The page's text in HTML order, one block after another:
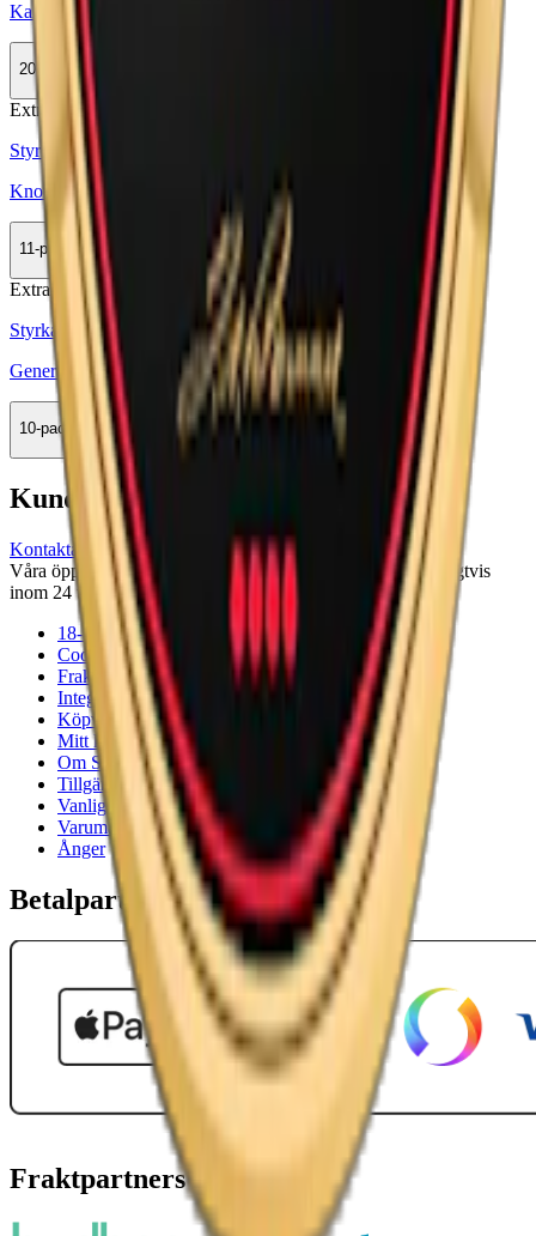
Kaliber Original Portion
20-pack
469,80 kr
Köp
Extra Stark
Styrka Extra Stark · Large
Knox Extra Stark White Portion
11-pack
308,99 kr
Köp
Extra Stark
Styrka Extra Stark · Large
General Extra Stark Portion
10-pack
444,50 kr
Köp
Kundservice
Kontakta oss
Våra öppettider är: Alla dagar 08:00 - 18:00 Vi svarar vanligtvis
inom 24 timmar på vardagar.
18-årsgräns
Cookiepolicy
Frakt- och leveransvillkor
Integritetspolicy
Köpvillkor
Mitt konto
Om Snuset.se
Tillgänglighetsredogörelse
Vanliga frågor
Varumärken
Ånger
Betalpartner
Fraktpartners